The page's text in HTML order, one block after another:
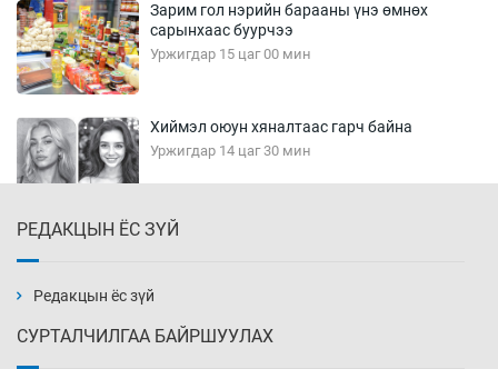
Зарим гол нэрийн барааны үнэ өмнөх
сарынхаас буурчээ
Уржигдар 15 цаг 00 мин
Хиймэл оюун хяналтаас гарч байна
Уржигдар 14 цаг 30 мин
Уржигдар 14 цаг 00 мин
РЕДАКЦЫН ЁС ЗҮЙ
Редакцын ёс зүй
СУРТАЛЧИЛГАА БАЙРШУУЛАХ